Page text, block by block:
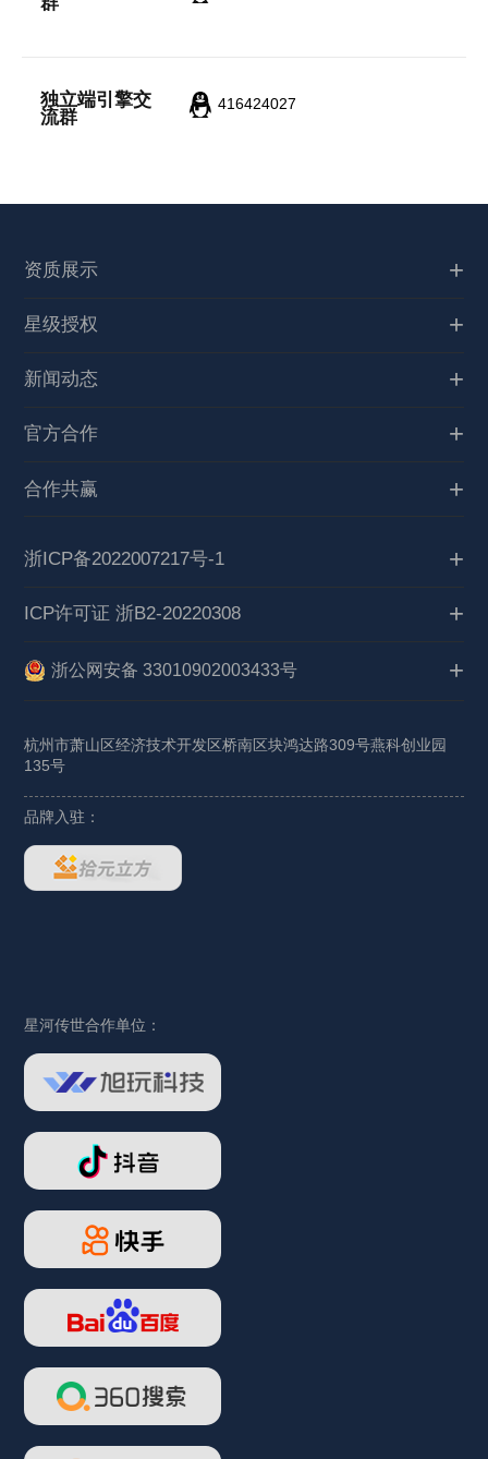
独立端引擎交
流群
416424027
资质展示
星级授权
新闻动态
官方合作
合作共赢
浙ICP备2022007217号-1
ICP许可证 浙B2-20220308
浙公网安备 33010902003433号
杭州市萧山区经济技术开发区桥南区块鸿达路309号燕科创业园
135号
品牌入驻 ：
星河传世合作单位：